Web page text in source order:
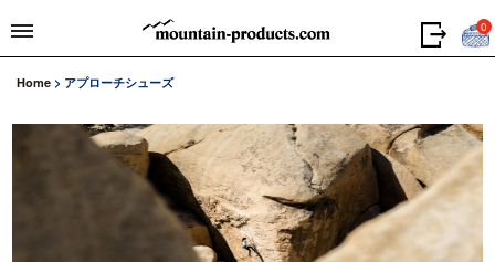
0
Home > アプローチシューズ